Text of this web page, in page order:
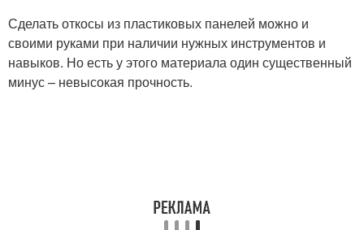
Сделать откосы из пластиковых панелей можно и
своими руками при наличии нужных инструментов и
навыков. Но есть у этого материала один существенный
минус – невысокая прочность.